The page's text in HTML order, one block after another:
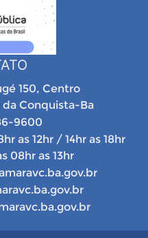
150, Centro
Conquista-Ba
9600
as 12hr / 14hr as 18hr
08hr as 13hr